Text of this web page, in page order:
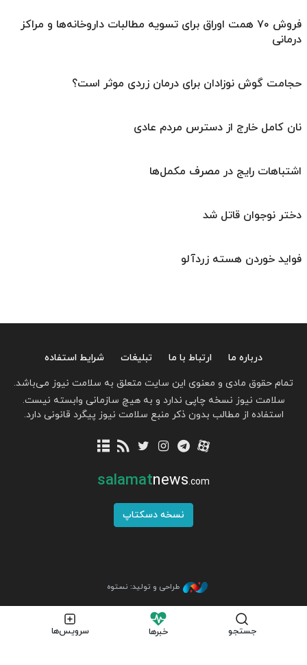
فروش ۷۰ همت اوراق برای تسویه مطالبات داروخانه‌ها و مراکز
درمانی
حجامت گوش نوزادان برای درمان زردی موثر است؟
نان کامل خارج از دسترس مردم عادی
اشتباهات رایج در مصرف مکمل‌ها
دختر نوجوان قاتل شد
فواید خوردن هسته زردآلو
جستجو خبرها سرویس‌ها
درباره ما ارتباط با ما تبلیغات
شرایط استفاده
تمام حقوق مادی و معنوی این سایت متعلق به سلامت نیوز می‌باشد.
سلامت نیوز نسخه چاپی ندارد و به هیچ سازمانی وابسته نیست.
استفاده از مطالب بدون ذکر منبع سلامت نیوز پیگرد قانونی دارد.
salamatnews.com
نسخه دسکتاپ
طراحی و تولید: نستوه